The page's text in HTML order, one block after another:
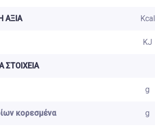
ΑΞΙΑ Kcal
KJ
ΣΤΟΙΧΕΙΑ
g
κορεσμένα g